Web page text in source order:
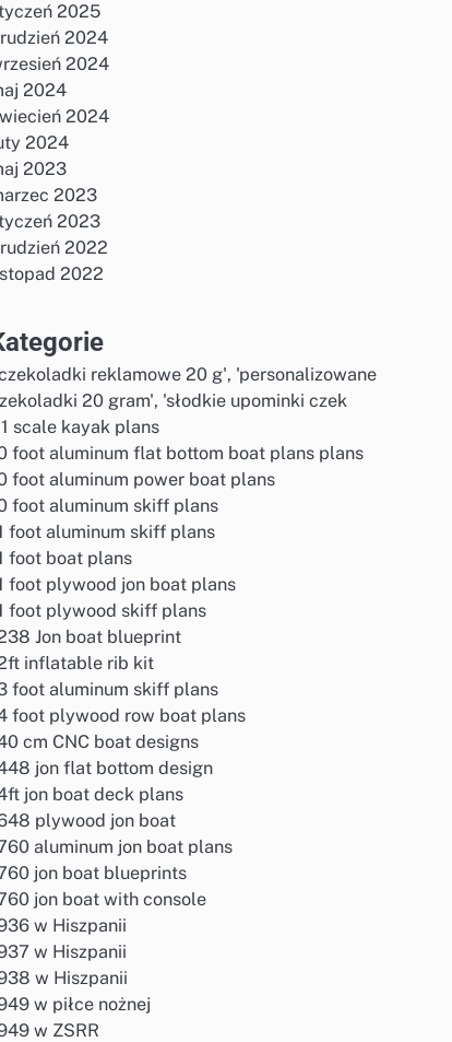
2025
2024
2024
2024
2024
2024
2023
2023
2023
2022
2022
reklamowe 20 g', 'personalizowane
20 gram', 'słodkie upominki czek
1 scale kayak plans
foot aluminum flat bottom boat plans plans
foot aluminum power boat plans
foot aluminum skiff plans
foot aluminum skiff plans
foot boat plans
foot plywood jon boat plans
foot plywood skiff plans
Jon boat blueprint
inflatable rib kit
foot aluminum skiff plans
foot plywood row boat plans
cm CNC boat designs
jon flat bottom design
jon boat deck plans
plywood jon boat
aluminum jon boat plans
jon boat blueprints
jon boat with console
w Hiszpanii
w Hiszpanii
w Hiszpanii
w piłce nożnej
w ZSRR